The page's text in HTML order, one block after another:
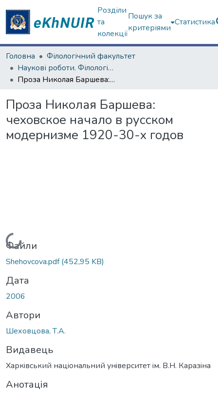
Розділи
та
колекції
Пошук за
критеріями
Статистика
Головна
Філологічний факультет
Наукові роботи. Філологічний факультет
Проза Николая Баршева: чеховское начало в русском модернизме 1920-30-х годов
Проза Николая Баршева:
чеховское начало в русском
модернизме 1920-30-х годов
Вантажиться...
Файли
Shehovcova.pdf(452,95 KB)
Дата
2006
Автори
Шеховцова, Т.А.
Видавець
Харкiвський нацiональний унiверситет iм. В.Н. Каразiна
Анотація